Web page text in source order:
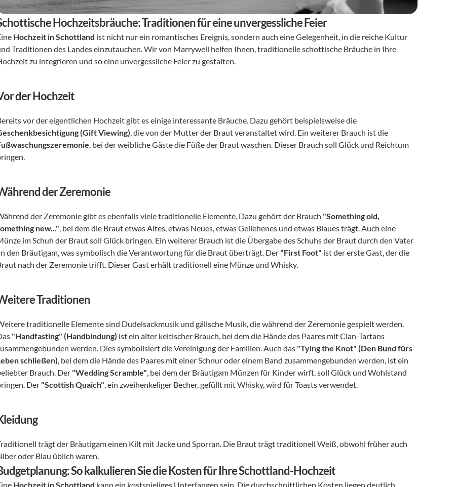
Hochzeitsbräuche: Traditionen für eine unvergessliche Feier
Hochzeit in Schottland ist nicht nur ein romantisches Ereignis, sondern auch eine Gelegenheit, in die reiche Kultur
Traditionen des Landes einzutauchen. Wir von Marrywell helfen Ihnen, traditionelle schottische Bräuche in Ihre
zu integrieren und so eine unvergessliche Feier zu gestalten.
der Hochzeit
(Gift Viewing)
, bei der weibliche Gäste die Füße der Braut waschen. Dieser Brauch soll Glück und Reichtum
der Zeremonie
der Zeremonie gibt es ebenfalls viele traditionelle Elemente. Dazu gehört der Brauch "Something old,
new...", bei dem die Braut etwas Altes, etwas Neues, etwas Geliehenes und etwas Blaues trägt. Auch eine
im Schuh der Braut soll Glück bringen. Ein weiterer Brauch ist die Übergabe des Schuhs der Braut durch den Vater
den Bräutigam, was symbolisch die Verantwortung für die Braut überträgt. Der "First Foot" ist der erste Gast, der die
nach der Zeremonie trifft. Dieser Gast erhält traditionell eine Münze und Whisky.
Traditionen
traditionelle Elemente sind Dudelsackmusik und gälische Musik, die während der Zeremonie gespielt werden.
"Handfasting" (Handbindung) ist ein alter keltischer Brauch, bei dem die Hände des Paares mit Clan-Tartans
werden. Dies symbolisiert die Vereinigung der Familien. Auch das "Tying the Knot" (Den Bund fürs
schließen), bei dem die Hände des Paares mit einer Schnur oder einem Band zusammengebunden werden, ist ein
Brauch. Der "Wedding Scramble", bei dem der Bräutigam Münzen für Kinder wirft, soll Glück und Wohlstand
Der "Scottish Quaich", ein zweihenkeliger Becher, gefüllt mit Whisky, wird für Toasts verwendet.
trägt der Bräutigam einen Kilt mit Jacke und Sporran. Die Braut trägt traditionell Weiß, obwohl früher auch
oder Blau üblich waren.
So kalkulieren Sie die Kosten für Ihre Schottland-Hochzeit
Hochzeit in Schottland kann ein kostspieliges Unterfangen sein. Die durchschnittlichen Kosten liegen deutlich